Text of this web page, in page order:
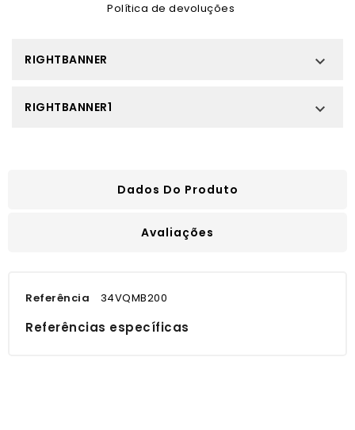
Política de devoluções
RIGHTBANNER 
RIGHTBANNER1 
Dados Do Produto
Avaliações
Referência 34VQMB200
Referências específicas